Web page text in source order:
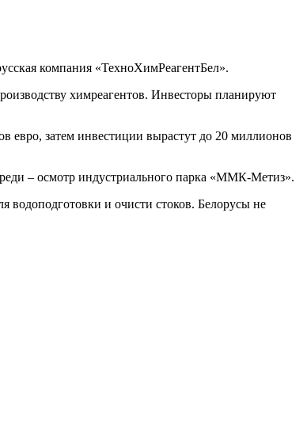
компания «ТехноХимРеагентБел».
химреагентов. Инвесторы планируют
евро, затем инвестиции вырастут до 20 миллионов
– осмотр индустриального парка «ММК-Метиз».
водоподготовки и очисти стоков. Белорусы не